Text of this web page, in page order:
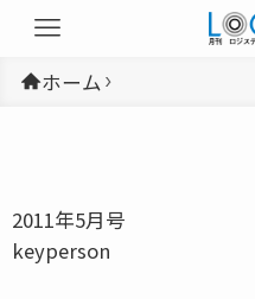
ホーム
2011年5月号
keyperson